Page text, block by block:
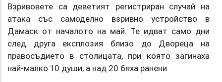
Взривовете са деветият регистриран случай на
атака със самоделно взривно устройство в
Дамаск от началото на май. Те идват само дни
след друга експлозия близо до Двореца на
правосъдието в столицата, при която загинаха
най-малко 10 души, а над 20 бяха ранени.